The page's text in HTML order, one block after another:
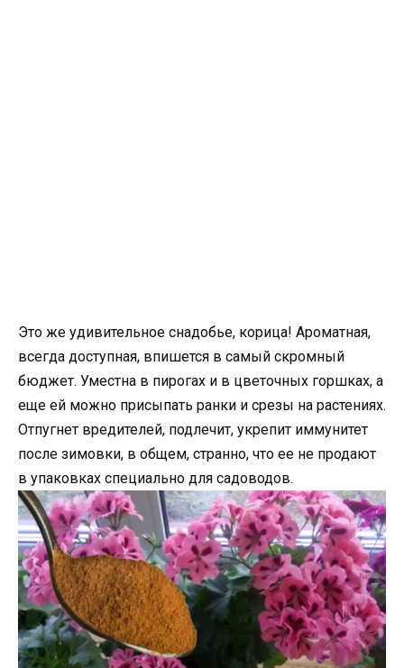
Это же удивительное снадобье, корица! Ароматная,
всегда доступная, впишется в самый скромный
бюджет. Уместна в пирогах и в цветочных горшках, а
еще ей можно присыпать ранки и срезы на растениях.
Отпугнет вредителей, подлечит, укрепит иммунитет
после зимовки, в общем, странно, что ее не продают
в упаковках специально для садоводов.